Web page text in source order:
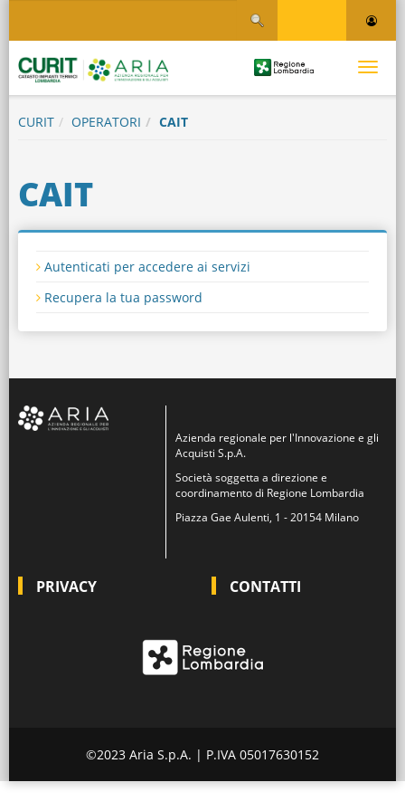
principale
Toggle
Logo
Logo
Regione
CURIT OPERATORI CAIT
CAIT
Autenticati per accedere ai servizi
Recupera la tua password
Azienda regionale per l'Innovazione e gli
Acquisti S.p.A.
Società soggetta a direzione e
coordinamento di Regione Lombardia
Piazza Gae Aulenti, 1 - 20154 Milano
PRIVACY CONTATTI
©2023 Aria S.p.A. | P.IVA 05017630152